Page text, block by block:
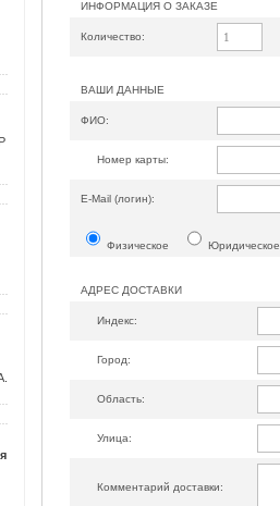
ИНФОРМАЦИЯ О ЗАКАЗЕ
Количество:
ВАШИ ДАННЫЕ
ФИО:
Номер карты:
Е-Mail (логин):
Физическое Юридическое
АДРЕС ДОСТАВКИ
Индекс:
Город:
Область:
Улица:
Комментарий доставки: